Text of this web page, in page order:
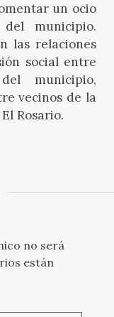
un ocio
municipio.
las relaciones
social entre
municipio,
vecinos de la
Rosario.
no será
están